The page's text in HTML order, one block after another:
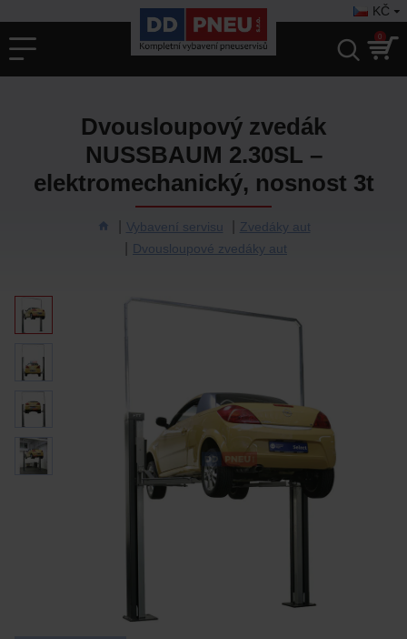
KČ
0
Vybavení servisu
Zvedáky aut
Dvousloupové zvedáky aut
Dvousloupový zvedák
NUSSBAUM 2.30SL –
elektromechanický, nosnost 3t